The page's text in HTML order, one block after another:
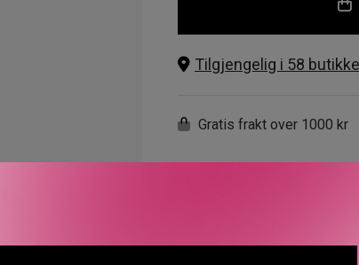
Tilgjengelig i 58
Gratis frakt over 1000 kr